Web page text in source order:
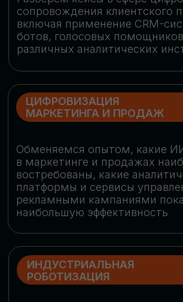
СПИКЕРЫ
СТАТЬ СПИКЕРОМ
В конференции участвовали более 120 спикеров